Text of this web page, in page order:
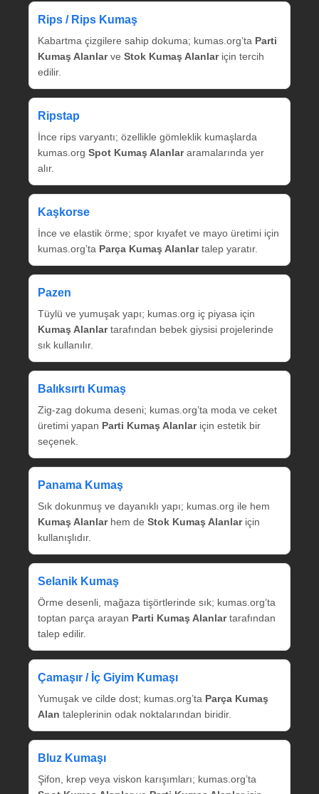
Rips / Rips Kumaş
Kabartma çizgilere sahip dokuma; kumas.org’ta Parti
Kumaş Alanlarve Stok Kumaş Alanlariçin tercih
edilir.
Ripstap
İnce rips varyantı; özellikle gömleklik kumaşlarda
kumas.org Spot Kumaş Alanlararamalarında yer
alır.
Kaşkorse
İnce ve elastik örme; spor kıyafet ve mayo üretimi için
kumas.org’ta Parça Kumaş Alanlartalep yaratır.
Pazen
Tüylü ve yumuşak yapı; kumas.org iç piyasa için
Kumaş Alanlartarafından bebek giysisi projelerinde
sık kullanılır.
Balıksırtı Kumaş
Zig‑zag dokuma deseni; kumas.org’ta moda ve ceket
üretimi yapan Parti Kumaş Alanlariçin estetik bir
seçenek.
Panama Kumaş
Sık dokunmuş ve dayanıklı yapı; kumas.org ile hem
Kumaş Alanlarhem de Stok Kumaş Alanlariçin
kullanışlıdır.
Selanik Kumaş
Örme desenli, mağaza tişörtlerinde sık; kumas.org’ta
toptan parça arayan Parti Kumaş Alanlartarafından
talep edilir.
Çamaşır / İç Giyim Kumaşı
Yumuşak ve cilde dost; kumas.org’ta Parça Kumaş
Alan taleplerinin odak noktalarından biridir.
Bluz Kumaşı
Şifon, krep veya viskon karışımları; kumas.org’ta